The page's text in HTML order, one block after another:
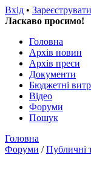
Вхід •
Ласкаво просимо!
Головна
Архів новин
Архів преси
Документи
Бюджетні
Відео
Форуми
Пошук
Головна
Форуми /Публичні